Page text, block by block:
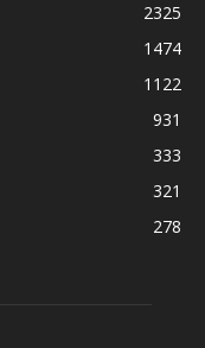
2325
1474
1122
931
333
321
278